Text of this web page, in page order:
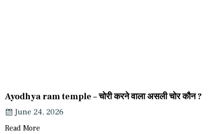
Ayodhya ram temple – चोरी करने वाला असली चोर कौन ?
June 24, 2026
Read More